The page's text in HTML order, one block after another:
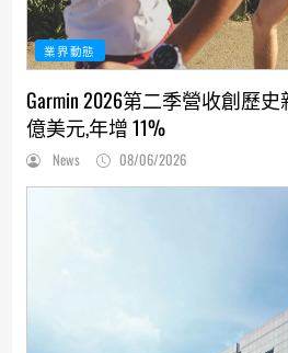
業界動態
Garmin 2026第二季營收創歷
億美元,年增 11%
News 08/06/2026